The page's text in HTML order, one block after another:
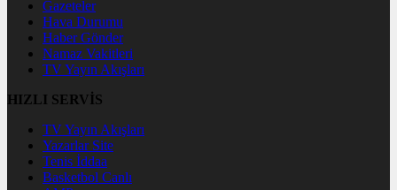
Gazeteler
Hava Durumu
Haber Gönder
Namaz Vakitleri
TV Yayın Akışları
HIZLI SERVİS
TV Yayın Akışları
Yazarlar Site
Tenis İddaa
Basketbol Canlı